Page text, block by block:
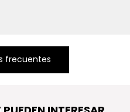
frecuentes